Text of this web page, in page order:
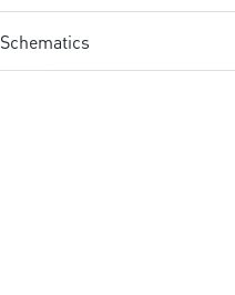
Schematics